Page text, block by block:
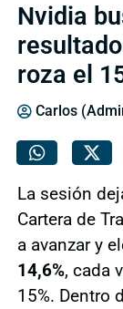
Nvidia
roza el
Carlos
La sesión
Cartera de
a avanzar y
14,6%, cada
15%. Dentro